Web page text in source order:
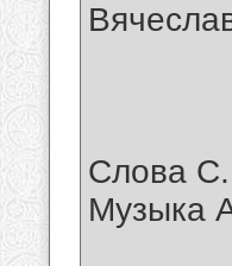
Слова
Музыка